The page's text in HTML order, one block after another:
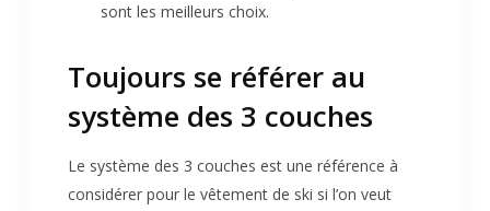
sont les meilleurs choix.
Toujours se référer au
système des 3 couches
Le système des 3 couches est une référence à
considérer pour le vêtement de ski si l’on veut